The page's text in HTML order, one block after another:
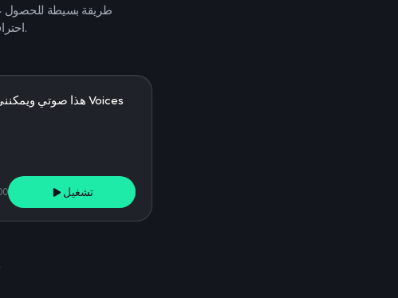
احترافي لفيديوهاتك أو البودكاست أو محتوى وسائل التواصل الاجتماعي.
تشغيل